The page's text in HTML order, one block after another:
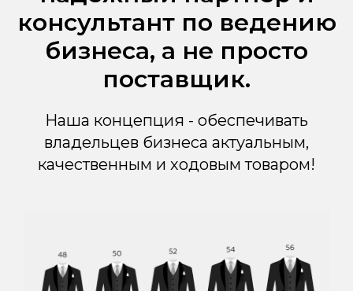
консультант по ведению
бизнеса, а не просто
поставщик.
Наша концепция - обеспечивать
владельцев бизнеса актуальным,
качественным и ходовым товаром!